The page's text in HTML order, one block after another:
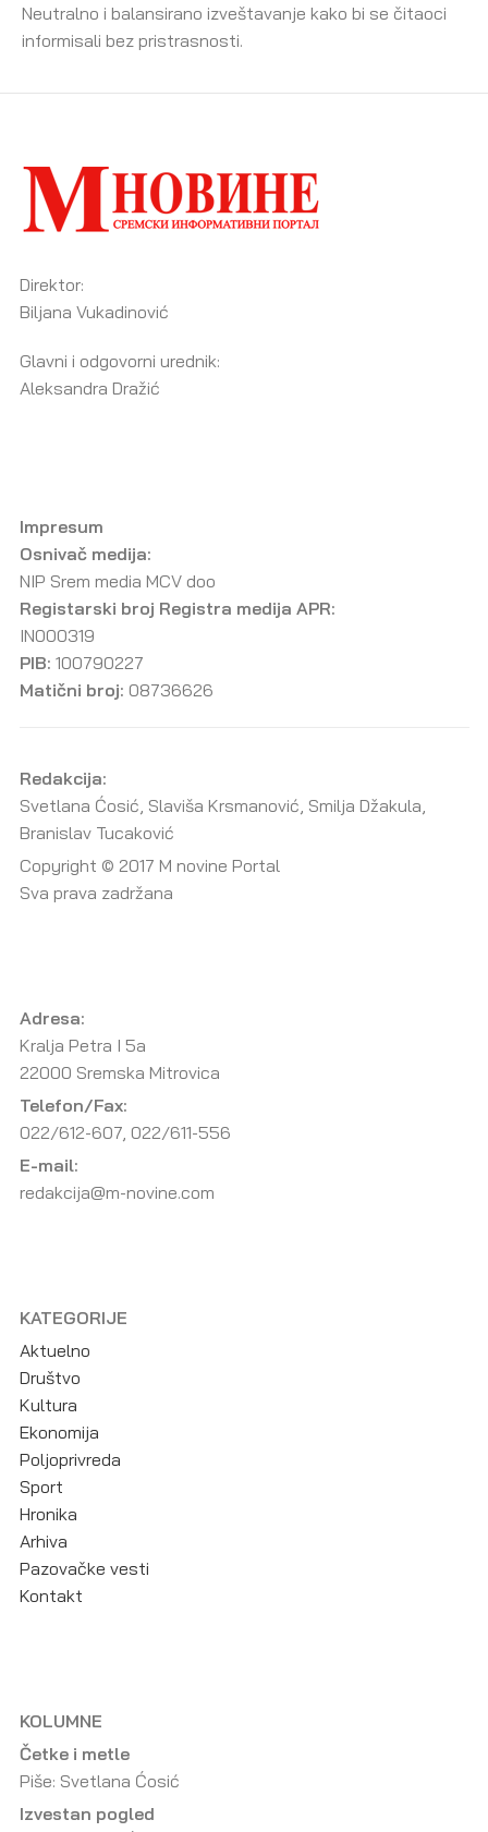
Neutralno i balansirano izveštavanje kako bi se čitaoci
informisali bez pristrasnosti.
Direktor:
Biljana Vukadinović
Glavni i odgovorni urednik:
Aleksandra Dražić
Impresum
Osnivač medija:
NIP Srem media MCV doo
Registarski broj Registra medija APR:
IN000319
PIB: 100790227
Matični broj: 08736626
Redakcija:
Svetlana Ćosić, Slaviša Krsmanović, Smilja Džakula,
Branislav Tucaković
Copyright © 2017 M novine Portal
Sva prava zadržana
Adresa:
Kralja Petra I 5a
22000 Sremska Mitrovica
Telefon/Fax:
022/612-607, 022/611-556
E-mail:
redakcija@m-novine.com
KATEGORIJE
Aktuelno
Društvo
Kultura
Ekonomija
Poljoprivreda
Sport
Hronika
Arhiva
Pazovačke vesti
Kontakt
KOLUMNE
Četke i metle
Piše: Svetlana Ćosić
Izvestan pogled